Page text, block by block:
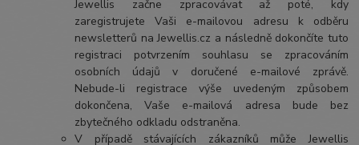
Jewellis začne zpracovávat až poté, kdy
zaregistrujete Vaši e-mailovou adresu k odběru
newsletterů na Jewellis.cz a následně dokončíte tuto
registraci potvrzením souhlasu se zpracováním
osobních údajů v doručené e-mailové zprávě.
Nebude-li registrace výše uvedeným způsobem
dokončena, Vaše e-mailová adresa bude bez
zbytečného odkladu odstraněna.
V případě stávajících zákazníků může Jewellis